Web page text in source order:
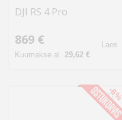
DJI RS 4 Pro
869 €
Kuumakse al. 29,62 €
Laos
-6%